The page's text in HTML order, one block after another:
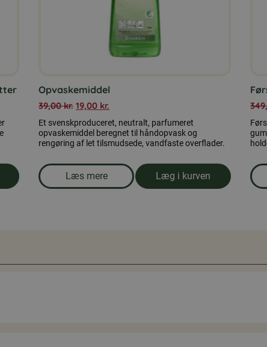
tabletter, 100 tabletter
Opvaskemiddel
39,00kr. 19,00 kr.
Et svenskproduceret, neutralt, parfumeret
opvaskemiddel beregnet til håndopvask og
rengøring af let tilsmudsede, vandfaste overflader.
Læs mere
om produkten Opvaskemiddel
Læg i kurven